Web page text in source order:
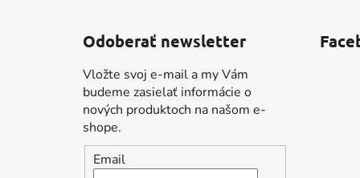
Odoberať newsletter
Vložte svoj e-mail a my Vám
budeme zasielať informácie o
nových produktoch na našom e-
shope.
Email